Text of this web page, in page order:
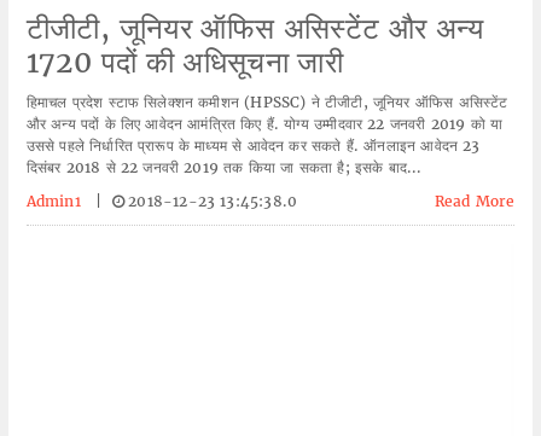
टीजीटी, जूनियर ऑफिस असिस्टेंट और अन्य
1720 पदों की अधिसूचना जारी
हिमाचल प्रदेश स्टाफ सिलेक्शन कमीशन (HPSSC) ने टीजीटी, जूनियर ऑफिस असिस्टेंट
और अन्य पदों के लिए आवेदन आमंत्रित किए हैं. योग्य उम्मीदवार 22 जनवरी 2019 को या
उससे पहले निर्धारित प्रारूप के माध्यम से आवेदन कर सकते हैं. ऑनलाइन आवेदन 23
दिसंबर 2018 से 22 जनवरी 2019 तक किया जा सकता है; इसके बाद...
Admin1
2018-12-23 13:45:38.0 Read More